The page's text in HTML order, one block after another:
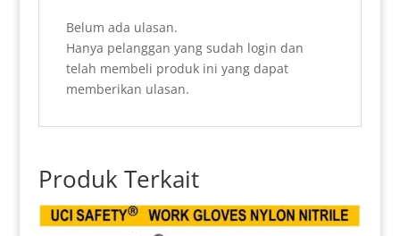
Belum ada ulasan.
Hanya pelanggan yang sudah login dan
telah membeli produk ini yang dapat
memberikan ulasan.
Produk Terkait